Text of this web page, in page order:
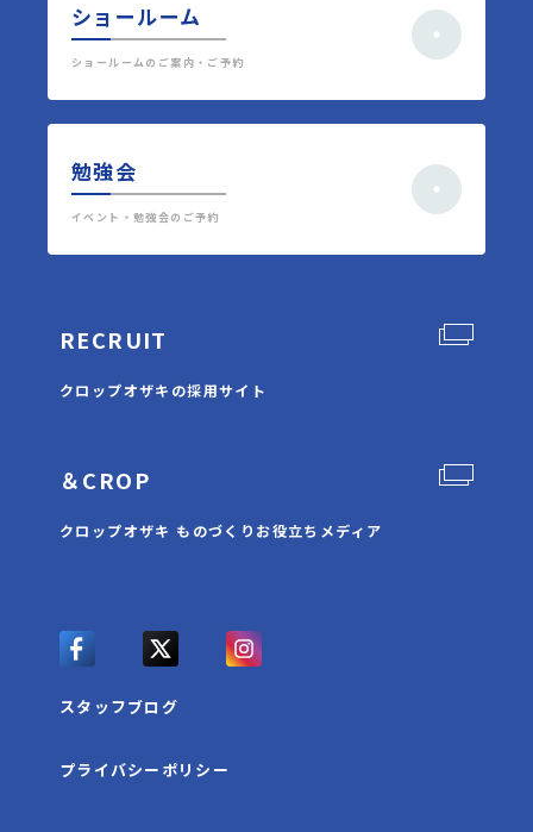
ショールーム
ショールームのご案内・ご予約
勉強会
イベント・勉強会のご予約
RECRUIT
クロップオザキの採用サイト
＆CROP
クロップオザキ ものづくりお役立ちメディア
スタッフブログ
プライバシーポリシー